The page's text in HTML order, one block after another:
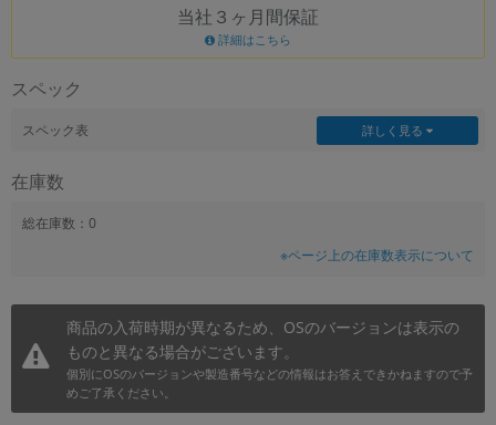
当社３ヶ月間保証
詳細はこちら
スペック
スペック表 詳しく見る
在庫数
総在庫数：0
※ページ上の在庫数表示について
商品の入荷時期が異なるため、OSのバージョンは表示の
ものと異なる場合がございます。
個別にOSのバージョンや製造番号などの情報はお答えできかねますので予
めご了承ください。
モニタサイズ
価格
円
発売日
月 から